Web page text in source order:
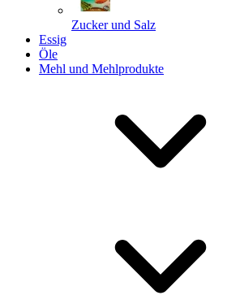
Zucker und Salz
Essig
Öle
Mehl und Mehlprodukte